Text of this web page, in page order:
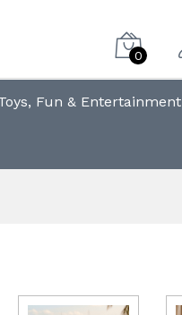
0
Fun & Entertainment